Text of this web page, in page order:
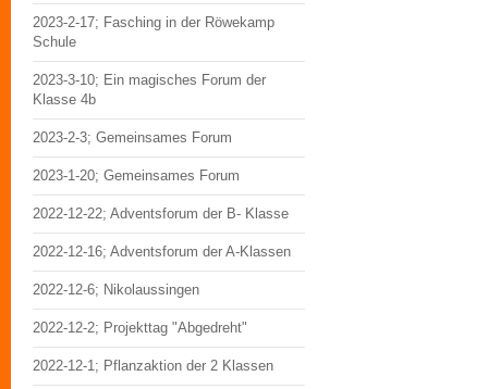
2023-2-17; Fasching in der Röwekamp
Schule
2023-3-10; Ein magisches Forum der
Klasse 4b
2023-2-3; Gemeinsames Forum
2023-1-20; Gemeinsames Forum
2022-12-22; Adventsforum der B- Klasse
2022-12-16; Adventsforum der A-Klassen
2022-12-6; Nikolaussingen
2022-12-2; Projekttag "Abgedreht"
2022-12-1; Pflanzaktion der 2 Klassen